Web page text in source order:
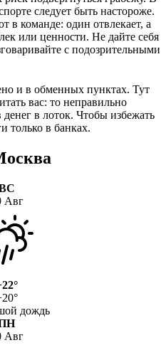
следует быть настороже.
в команде: один отвлекает, а
или ценности. Не дайте себя
с подозрительными
и в обменных пунктах. Тут
вас: то неправильно
в лоток. Чтобы избежать
только в банках.
Авг
дождь
Авг